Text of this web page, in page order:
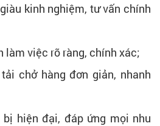
kinh nghiệm, tư vấn chính
làm việc rõ ràng, chính xác;
chở hàng đơn giản, nhanh
hiện đại, đáp ứng mọi nhu